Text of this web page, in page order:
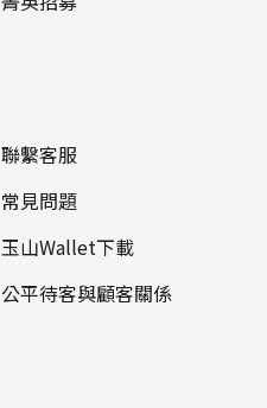
聯繫客服
常見問題
玉山Wallet下載
公平待客與顧客關係